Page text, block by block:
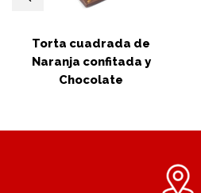
Torta cuadrada de
Naranja confitada y
Chocolate